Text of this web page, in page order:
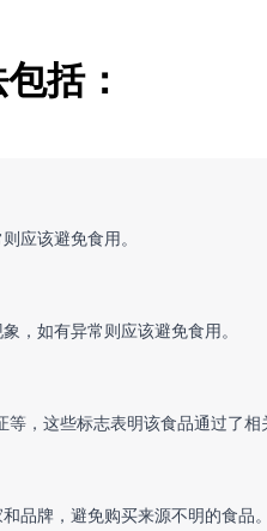
括：
应该避免食用。
，如有异常则应该避免食用。
，这些标志表明该食品通过了相
品牌，避免购买来源不明的食品。